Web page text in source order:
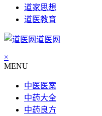
道家思想
道医教育
道医网
×
MENU
中医医案
中药大全
中药良方